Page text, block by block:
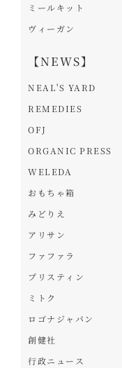
ミールキット
ヴィーガン
【NEWS】
NEAL'S YARD
REMEDIES
OFJ
ORGANIC PRESS
WELEDA
おもちゃ箱
みどりえ
アリサン
ファファラ
プリスティン
ミトク
ロゴナジャパン
創健社
行政ニュース